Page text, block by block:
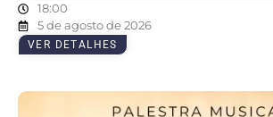
18:00
5 de agosto de 2026
VER DETALHES